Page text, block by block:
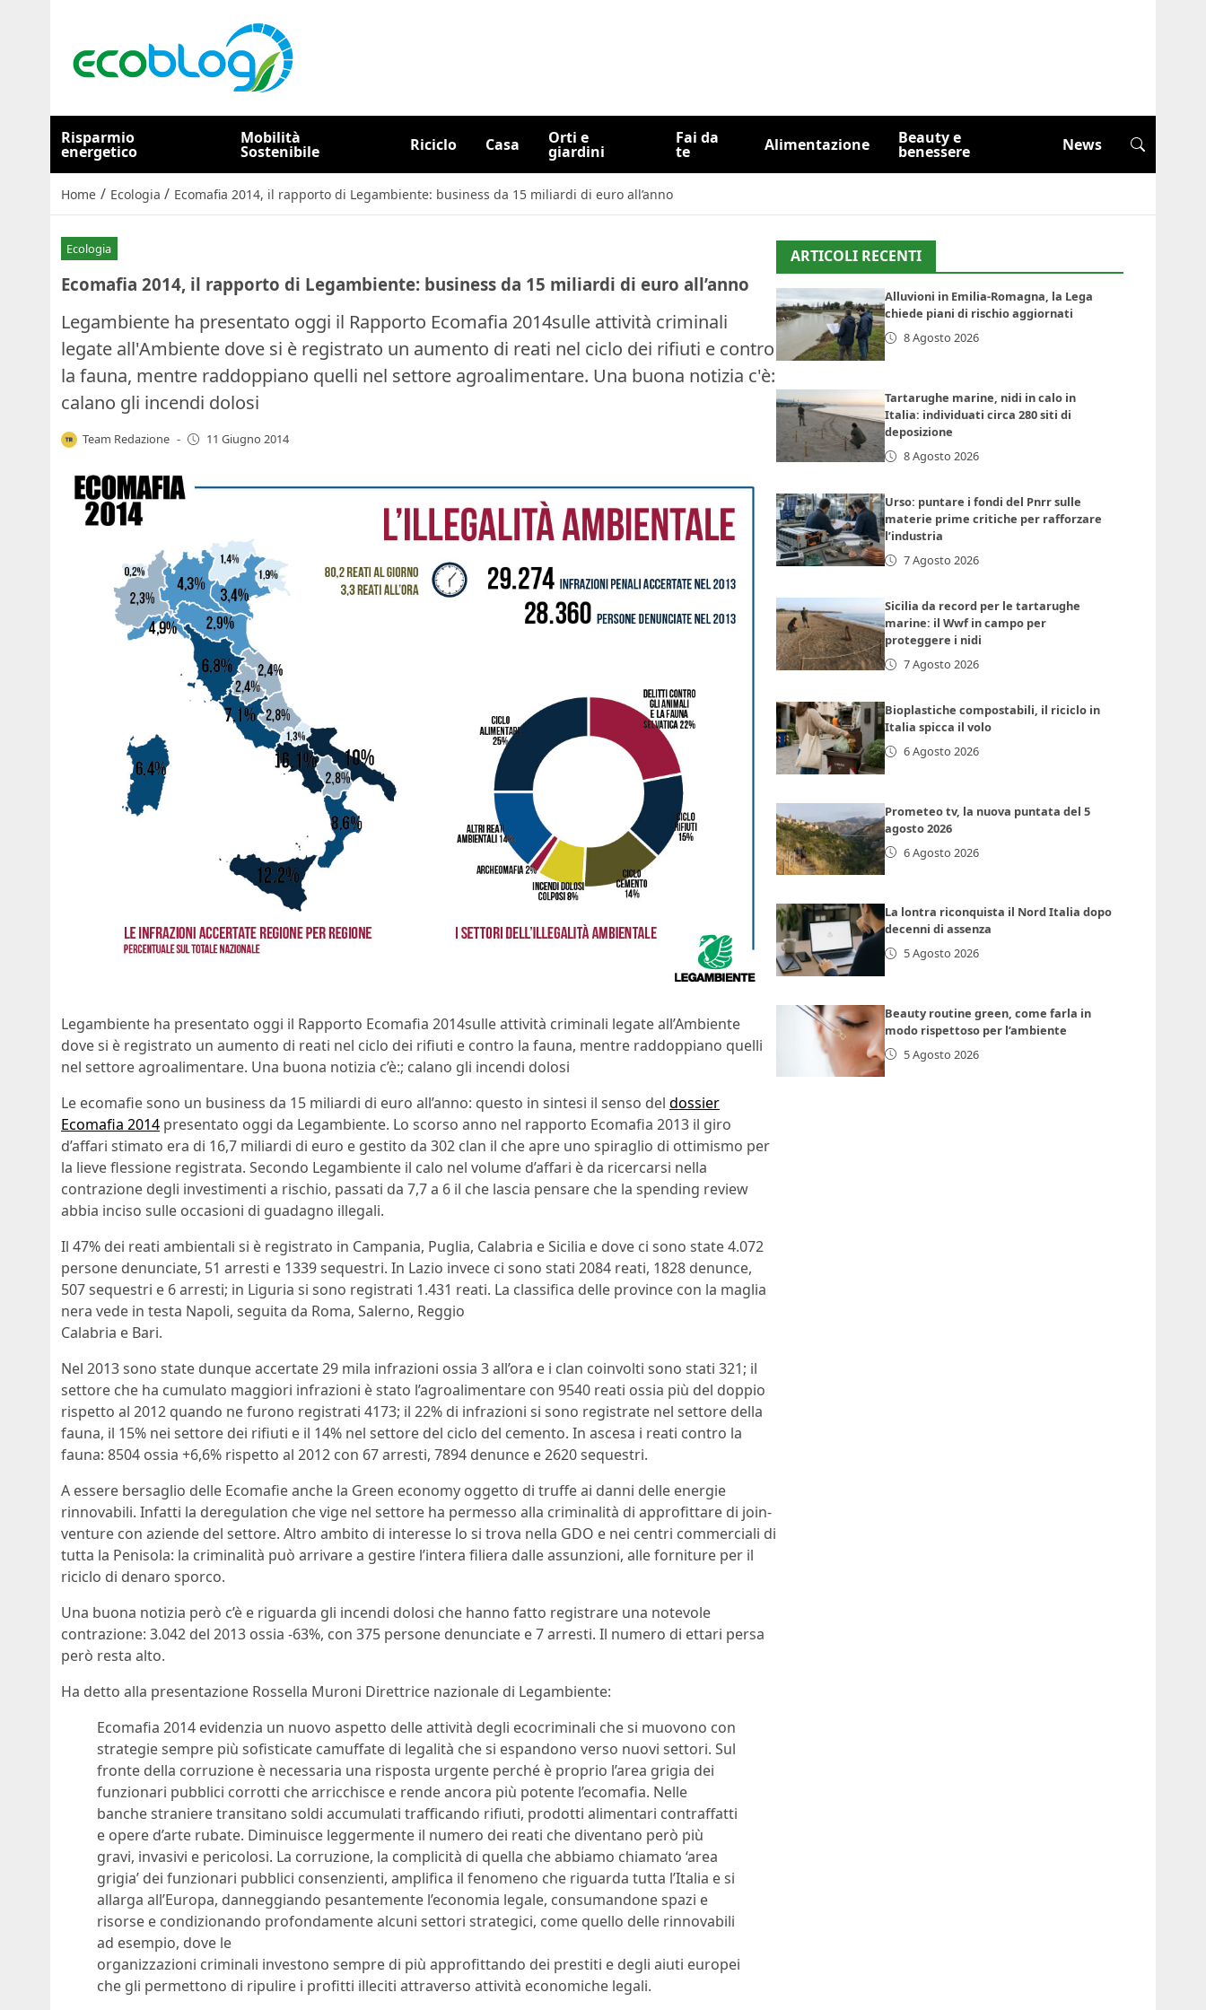
Risparmio
energetico
Mobilità
Sostenibile Riciclo Casa Orti e
giardini
Fai da
te Alimentazione Beauty e
benessere News
Home / Ecologia / Ecomafia 2014, il rapporto di Legambiente: business da 15 miliardi di euro all’anno
Ecologia
Ecomafia 2014, il rapporto di Legambiente: business da 15 miliardi di euro all’anno
Legambiente ha presentato oggi il Rapporto Ecomafia 2014sulle attività criminali
legate all'Ambiente dove si è registrato un aumento di reati nel ciclo dei rifiuti e contro
la fauna, mentre raddoppiano quelli nel settore agroalimentare. Una buona notizia c'è:
calano gli incendi dolosi
Team Redazione - 11 Giugno 2014
Legambiente ha presentato oggi il Rapporto Ecomafia 2014sulle attività criminali legate all’Ambiente
dove si è registrato un aumento di reati nel ciclo dei rifiuti e contro la fauna, mentre raddoppiano quelli
nel settore agroalimentare. Una buona notizia c’è:; calano gli incendi dolosi
Le ecomafie sono un business da 15 miliardi di euro all’anno: questo in sintesi il senso del dossier
Ecomafia 2014 presentato oggi da Legambiente. Lo scorso anno nel rapporto Ecomafia 2013 il giro
d’affari stimato era di 16,7 miliardi di euro e gestito da 302 clan il che apre uno spiraglio di ottimismo per
la lieve flessione registrata. Secondo Legambiente il calo nel volume d’affari è da ricercarsi nella
contrazione degli investimenti a rischio, passati da 7,7 a 6 il che lascia pensare che la spending review
abbia inciso sulle occasioni di guadagno illegali.
Il 47% dei reati ambientali si è registrato in Campania, Puglia, Calabria e Sicilia e dove ci sono state 4.072
persone denunciate, 51 arresti e 1339 sequestri. In Lazio invece ci sono stati 2084 reati, 1828 denunce,
507 sequestri e 6 arresti; in Liguria si sono registrati 1.431 reati. La classifica delle province con la maglia
nera vede in testa Napoli, seguita da Roma, Salerno, Reggio
Calabria e Bari.
Nel 2013 sono state dunque accertate 29 mila infrazioni ossia 3 all’ora e i clan coinvolti sono stati 321; il
settore che ha cumulato maggiori infrazioni è stato l’agroalimentare con 9540 reati ossia più del doppio
rispetto al 2012 quando ne furono registrati 4173; il 22% di infrazioni si sono registrate nel settore della
fauna, il 15% nei settore dei rifiuti e il 14% nel settore del ciclo del cemento. In ascesa i reati contro la
fauna: 8504 ossia +6,6% rispetto al 2012 con 67 arresti, 7894 denunce e 2620 sequestri.
A essere bersaglio delle Ecomafie anche la Green economy oggetto di truffe ai danni delle energie
rinnovabili. Infatti la deregulation che vige nel settore ha permesso alla criminalità di approfittare di join-
venture con aziende del settore. Altro ambito di interesse lo si trova nella GDO e nei centri commerciali di
tutta la Penisola: la criminalità può arrivare a gestire l’intera filiera dalle assunzioni, alle forniture per il
riciclo di denaro sporco.
Una buona notizia però c’è e riguarda gli incendi dolosi che hanno fatto registrare una notevole
contrazione: 3.042 del 2013 ossia -63%, con 375 persone denunciate e 7 arresti. Il numero di ettari persa
però resta alto.
Ha detto alla presentazione Rossella Muroni Direttrice nazionale di Legambiente:
Ecomafia 2014 evidenzia un nuovo aspetto delle attività degli ecocriminali che si muovono con
strategie sempre più sofisticate camuffate di legalità che si espandono verso nuovi settori. Sul
fronte della corruzione è necessaria una risposta urgente perché è proprio l’area grigia dei
funzionari pubblici corrotti che arricchisce e rende ancora più potente l’ecomafia. Nelle
banche straniere transitano soldi accumulati trafficando rifiuti, prodotti alimentari contraffatti
e opere d’arte rubate. Diminuisce leggermente il numero dei reati che diventano però più
gravi, invasivi e pericolosi. La corruzione, la complicità di quella che abbiamo chiamato ‘area
grigia’ dei funzionari pubblici consenzienti, amplifica il fenomeno che riguarda tutta l’Italia e si
allarga all’Europa, danneggiando pesantemente l’economia legale, consumandone spazi e
risorse e condizionando profondamente alcuni settori strategici, come quello delle rinnovabili
ad esempio, dove le
organizzazioni criminali investono sempre di più approfittando dei prestiti e degli aiuti europei
che gli permettono di ripulire i profitti illeciti attraverso attività economiche legali.
ARTICOLI RECENTI
Alluvioni in Emilia-Romagna, la Lega
chiede piani di rischio aggiornati
8 Agosto 2026
Tartarughe marine, nidi in calo in
Italia: individuati circa 280 siti di
deposizione
8 Agosto 2026
Urso: puntare i fondi del Pnrr sulle
materie prime critiche per rafforzare
l’industria
7 Agosto 2026
Sicilia da record per le tartarughe
marine: il Wwf in campo per
proteggere i nidi
7 Agosto 2026
Bioplastiche compostabili, il riciclo in
Italia spicca il volo
6 Agosto 2026
Prometeo tv, la nuova puntata del 5
agosto 2026
6 Agosto 2026
La lontra riconquista il Nord Italia dopo
decenni di assenza
5 Agosto 2026
Beauty routine green, come farla in
modo rispettoso per l’ambiente
5 Agosto 2026